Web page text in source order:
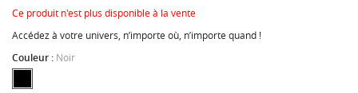
Ce produit n'est plus disponible à la vente
Accédez à votre univers, n’importe où, n’importe quand !
Couleur : Noir